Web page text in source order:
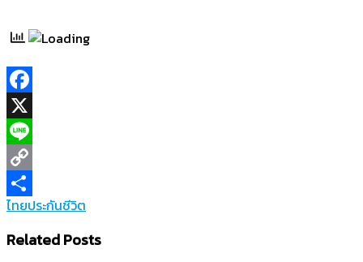
Facebook
X
Line
Copy
Link
Share
ไทยประกันชีวิต
Related Posts